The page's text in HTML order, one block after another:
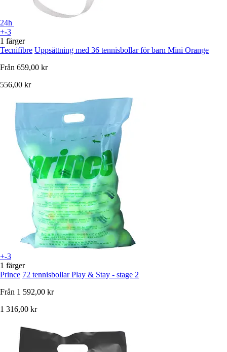
24h
+-3
1 färger
Tecnifibre Uppsättning med 36 tennisbollar för barn Mini Orange
Från 659,00 kr
556,00 kr
+-3
1 färger
Prince 72 tennisbollar Play & Stay - stage 2
Från 1 592,00 kr
1 316,00 kr